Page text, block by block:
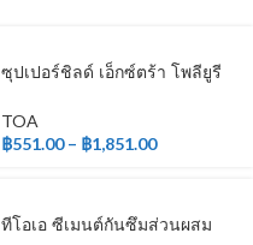
ซุปเปอร์ชิลด์ เอ็กซ์ตร้า โพลียูรี
TOA
฿551.00 – ฿1,851.00
ทีโอเอ ซีเมนต์กันซึมส่วนผสม